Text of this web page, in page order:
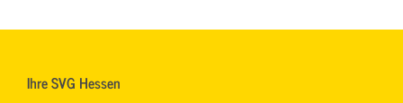
Ihre SVG Hessen